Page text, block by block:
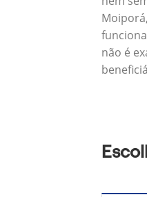
não é